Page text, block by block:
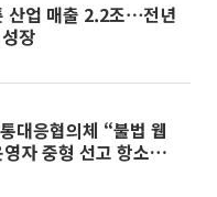
산업 매출 2.2조⋯전년
장
대응협의체 “불법 웹
자 중형 선고 항소심